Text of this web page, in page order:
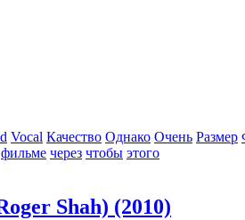
Vocal Качество Однако Очень Размер
фильме через чтобы этого
Shah) (2010)